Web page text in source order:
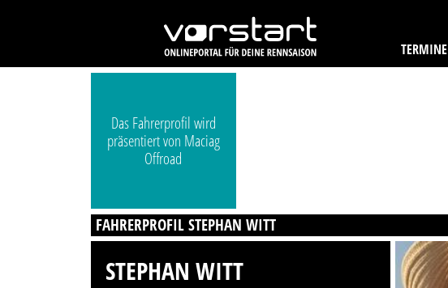
TERMINE
Das Fahrerprofil wird
präsentiert von Maciag
Offroad
FAHRERPROFIL STEPHAN WITT
STEPHAN WITT